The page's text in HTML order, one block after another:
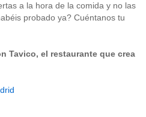
a la hora de la comida y no las
probado ya? Cuéntanos tu
Tavico, el restaurante que crea